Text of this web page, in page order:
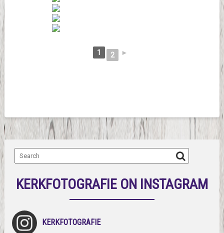
1 2 ►
KERKFOTOGRAFIE ON INSTAGRAM
KERKFOTOGRAFIE